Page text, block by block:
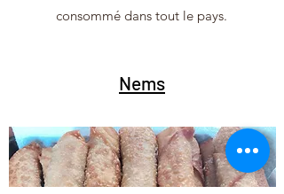
consommé dans tout le pays.
Nems